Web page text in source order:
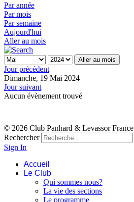
Par année
Par mois
Par semaine
Aujourd'hui
Aller au mois
Aller au mois
Jour précédent
Dimanche, 19 Mai 2024
Jour suivant
Aucun évènement trouvé
© 2026 Club Panhard & Levassor France
Rechercher
Sign In
Accueil
Le Club
Qui sommes nous?
La vie des sections
Le programme